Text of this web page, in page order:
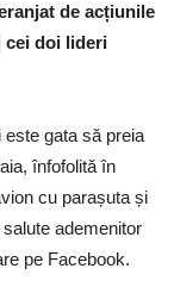
de acțiunile
cei doi lideri
este gata să preia
înfofolită în
cu parașuta și
ademenitor
pe Facebook.